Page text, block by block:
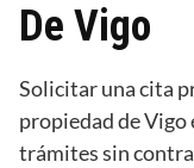
De Vigo
Solicitar una cita
propiedad de Vigo
trámites sin